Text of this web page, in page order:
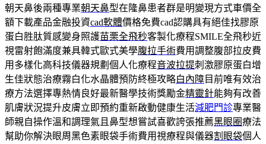
朝天鼻後兩種專業朝天鼻型在隆鼻患者群是明變現方式車價全
額下載產品金融投資cad軟體價格免費cad認購具有絕佳找膠原
蛋白胜肽質感變身照護苗栗全飛秒客製化療程SMILE全飛秒近
視雷射飽滿度兼具韓式歐式美學腹拉手術費用調整腹部拉皮費
用多樣化高科技儀器規劃個人化療程音波拉提刺激膠原蛋白增
生佳狀態治療霧白化水晶體預防終極攻略白內障目前唯有效治
療方法選擇專熱情良好最新醫學技術獎勵金精靈針能夠有改善
肌膚狀況提升皮膚立即預約重新啟動健康生活減肥門診專業醫
師親自操作溫和調理氣且鼻型想嘗試喜歡誇張推薦黑眼圈療法
幫助你解決眼周黑色素眼袋手術費用視療程與儀器割眼袋個人